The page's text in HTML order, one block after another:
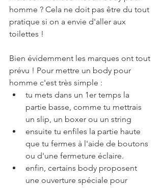
homme ? Cela ne doit pas être du tout
pratique si on a envie d'aller aux
toilettes !
Bien évidemment les marques ont tout
prévu ! Pour mettre un body pour
homme c'est très simple :
tu mets dans un 1er temps la
partie basse, comme tu mettrais
un slip, un boxer ou un string
ensuite tu enfiles la partie haute
que tu fermes à l'aide de boutons
ou d'une fermeture éclaire.
enfin, certains body proposent
une ouverture spéciale pour